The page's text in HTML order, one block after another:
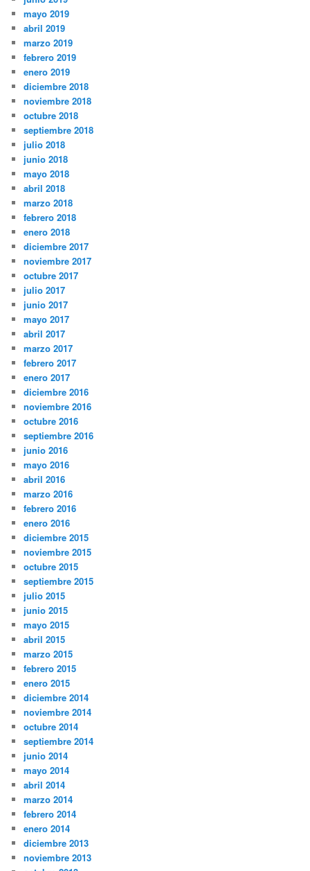
mayo 2019
abril 2019
marzo 2019
febrero 2019
enero 2019
diciembre 2018
noviembre 2018
octubre 2018
septiembre 2018
julio 2018
junio 2018
mayo 2018
abril 2018
marzo 2018
febrero 2018
enero 2018
diciembre 2017
noviembre 2017
octubre 2017
julio 2017
junio 2017
mayo 2017
abril 2017
marzo 2017
febrero 2017
enero 2017
diciembre 2016
noviembre 2016
octubre 2016
septiembre 2016
junio 2016
mayo 2016
abril 2016
marzo 2016
febrero 2016
enero 2016
diciembre 2015
noviembre 2015
octubre 2015
septiembre 2015
julio 2015
junio 2015
mayo 2015
abril 2015
marzo 2015
febrero 2015
enero 2015
diciembre 2014
noviembre 2014
octubre 2014
septiembre 2014
junio 2014
mayo 2014
abril 2014
marzo 2014
febrero 2014
enero 2014
diciembre 2013
noviembre 2013